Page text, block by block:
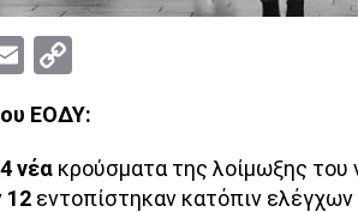
Email
ΕΟΔΥ:
νέα κρούσματα της λοίμωξης του
12 εντοπίστηκαν κατόπιν